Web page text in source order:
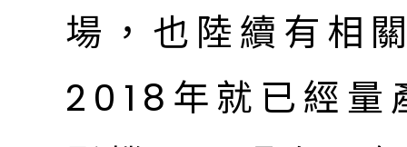
場，也陸續有相
2018年就已經量